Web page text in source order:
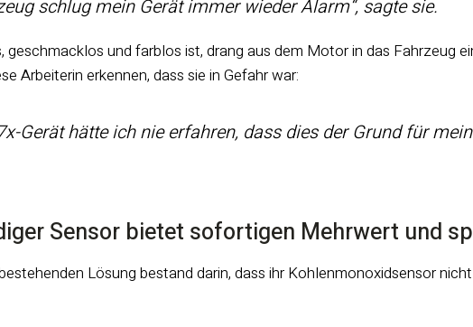
schlug mein Gerät immer wieder Alarm“, sagte sie.
und farblos ist, drang aus dem Motor in das Fahrzeug
Arbeiterin erkennen, dass sie in Gefahr war:
Gerät hätte ich nie erfahren, dass dies der Grund für
Sensor bietet sofortigen Mehrwert und
Lösung bestand darin, dass ihr Kohlenmonoxidsensor